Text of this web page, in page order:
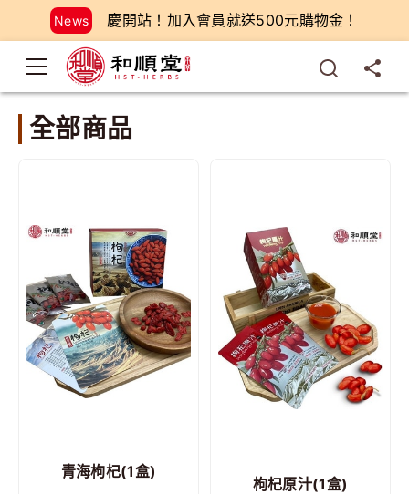
News 慶開站！加入會員就送500元購物金！
全部商品
青海枸杞(1盒)
枸杞原汁(1盒)